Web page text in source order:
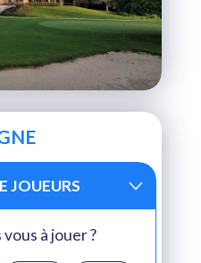
JOUEURS
à jouer ?